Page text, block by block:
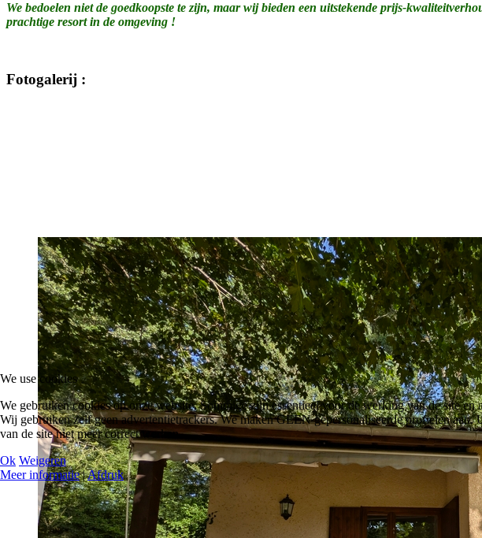
We bedoelen niet de goedkoopste te zijn, maar wij bieden een uitstekende prijs-
prachtige resort in de omgeving !
Fotogalerij :
We use cookies
We gebruiken cookies op onze website. Sommige zijn essentieel voor de werking van de site
Wij gebruiken zelf geen advertentietrackers. We maken GEEN gepersonaliseerde profielen
van de site niet meer correct werken.
Ok Weigeren
Meer informatie|Afdruk